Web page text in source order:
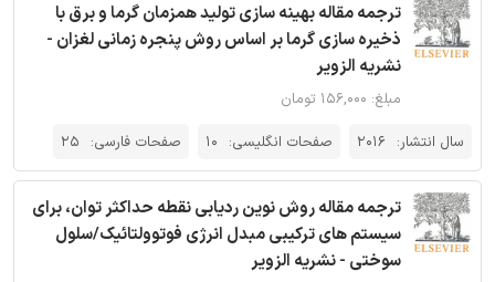
ترجمه مقاله بهینه سازی تولید همزمان گرما و برق با
ذخیره سازی گرما بر اساس روش پنجره زمانی لغزان -
نشریه الزویر
مبلغ: ۱۵۶,۰۰۰ تومان
سال انتشار: 2016 صفحات انگلیسی: 10 صفحات فارسی: 25
ترجمه مقاله روش نوین ردیابی نقطه حداکثر توان، برای
سیستم های ترکیبی مبدل انرژی فوتوولتائیک/سلول
سوختی - نشریه الزویر